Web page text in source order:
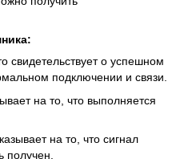
свидетельствует о успешном
подключении и связи.
на то, что выполняется
на то, что сигнал
получен.